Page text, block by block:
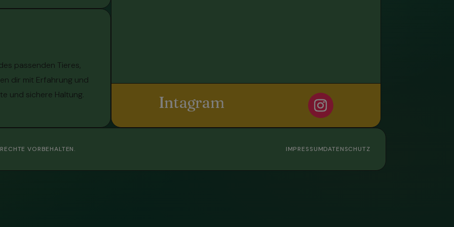
passenden Tieres,
dir mit Erfahrung und
und sichere Haltung.
Intagram
VORBEHALTEN. IMPRESSUMDATENSCHUTZ